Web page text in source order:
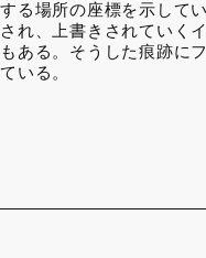
る場所の座標を示して
れ、上書きされていく
ある。そうした痕跡に
いる。